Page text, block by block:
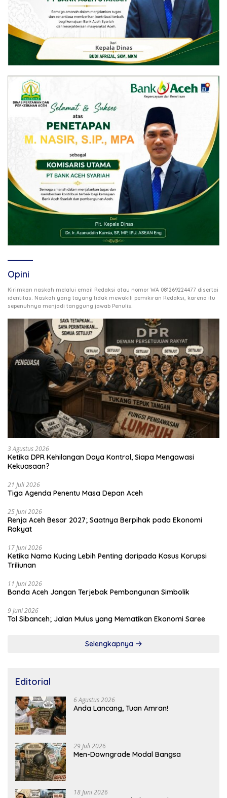
Opini
Kirimkan naskah melalui email Redaksi atau nomor WA 081269224477 disertai
identitas. Naskah yang tayang tidak mewakili pemikiran Redaksi, karena itu
sepenuhnya menjadi tanggung jawab Penulis
3 Agustus 2026
Ketika DPR Kehilangan Daya Kontrol, Siapa Mengawasi
Kekuasaan?
21 Juli 2026
Tiga Agenda Penentu Masa Depan Aceh
25 Juni 2026
Renja Aceh Besar 2027; Saatnya Berpihak pada Ekonomi
Rakyat
17 Juni 2026
Ketika Nama Kucing Lebih Penting daripada Kasus Korupsi
Triliunan
11 Juni 2026
Banda Aceh Jangan Terjebak Pembangunan Simbolik
9 Juni 2026
Tol Sibanceh; Jalan Mulus yang Mematikan Ekonomi Saree
Selengkapnya
Editorial
6 Agustus 2026
Anda Lancang, Tuan Amran!
29 Juli 2026
Men-Downgrade Modal Bangsa
18 Juni 2026